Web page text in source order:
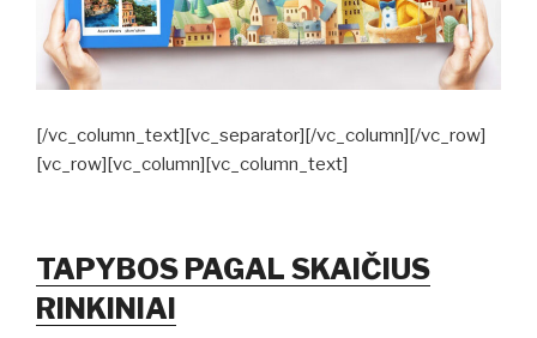
[/vc_column_text][vc_separator][/vc_column][/vc_row]
[vc_row][vc_column][vc_column_text]
TAPYBOS PAGAL SKAIČIUS
RINKINIAI